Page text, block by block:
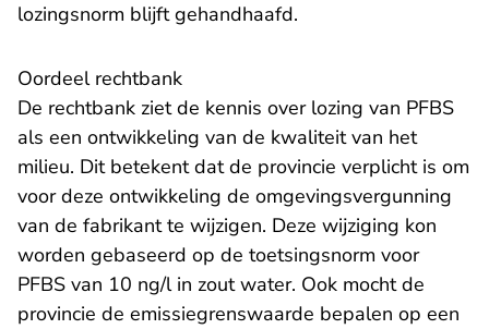
lozingsnorm blijft gehandhaafd.
Oordeel rechtbank
De rechtbank ziet de kennis over lozing van PFBS
als een ontwikkeling van de kwaliteit van het
milieu. Dit betekent dat de provincie verplicht is om
voor deze ontwikkeling de omgevingsvergunning
van de fabrikant te wijzigen. Deze wijziging kon
worden gebaseerd op de toetsingsnorm voor
PFBS van 10 ng/l in zout water. Ook mocht de
provincie de emissiegrenswaarde bepalen op een